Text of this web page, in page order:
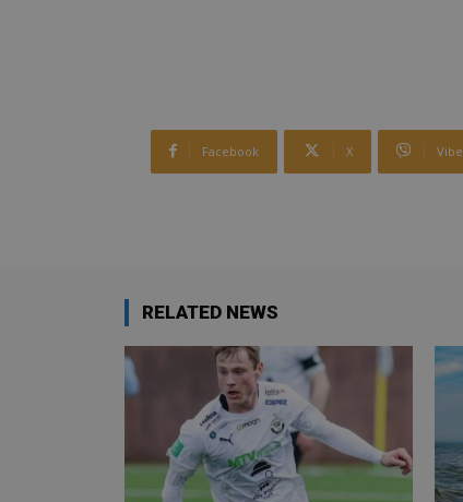
Facebook X
RELATED NEWS